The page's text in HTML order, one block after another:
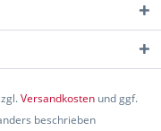
Versandkosten und ggf.
beschrieben